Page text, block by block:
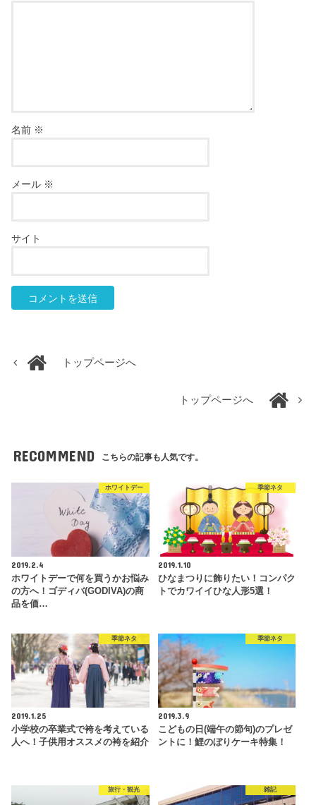
名前 ※
メール ※
サイト
トップページへ
トップページへ
RECOMMEND こちらの記事も人気です。
ホワイトデー
2019.2.4
ホワイトデーで何を買うかお悩み
の方へ！ゴディバ(GODIVA)の商
品を価…
季節ネタ
2019.1.10
ひなまつりに飾りたい！コンパク
トでカワイイひな人形5選！
季節ネタ
2019.1.25
小学校の卒業式で袴を考えている
人へ！子供用オススメの袴を紹介
季節ネタ
2019.3.9
こどもの日(端午の節句)のプレゼ
ントに！鯉のぼりケーキ特集！
旅行・観光 雑記